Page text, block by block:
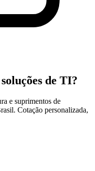
de TI?
e suprimentos de
Cotação personalizada,